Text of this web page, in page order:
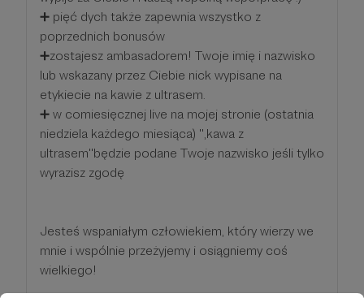
➕ pięć dych także zapewnia wszystko z
poprzednich bonusów
➕zostajesz ambasadorem! Twoje imię i nazwisko
lub wskazany przez Ciebie nick wypisane na
etykiecie na kawie z ultrasem.
➕ w comiesięcznej live na mojej stronie (ostatnia
niedziela każdego miesiąca) '',kawa z
ultrasem''będzie podane Twoje nazwisko jeśli tylko
wyrazisz zgodę
Jesteś wspaniałym człowiekiem, który wierzy we
mnie i wspólnie przeżyjemy i osiągniemy coś
wielkiego!